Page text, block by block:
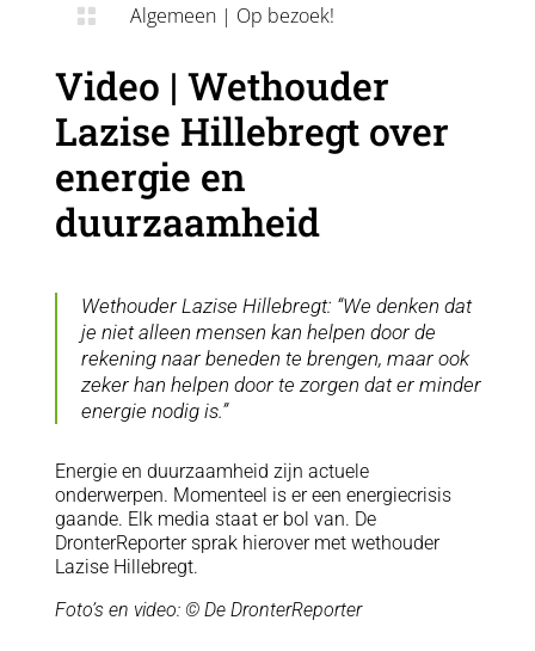
 Algemeen | Op bezoek!
Video | Wethouder
Lazise Hillebregt over
energie en
duurzaamheid
Wethouder Lazise Hillebregt: “We denken dat
je niet alleen mensen kan helpen door de
rekening naar beneden te brengen, maar ook
zeker han helpen door te zorgen dat er minder
energie nodig is.”
Energie en duurzaamheid zijn actuele
onderwerpen. Momenteel is er een energiecrisis
gaande. Elk media staat er bol van. De
DronterReporter sprak hierover met wethouder
Lazise Hillebregt.
Foto’s en video: © De DronterReporter